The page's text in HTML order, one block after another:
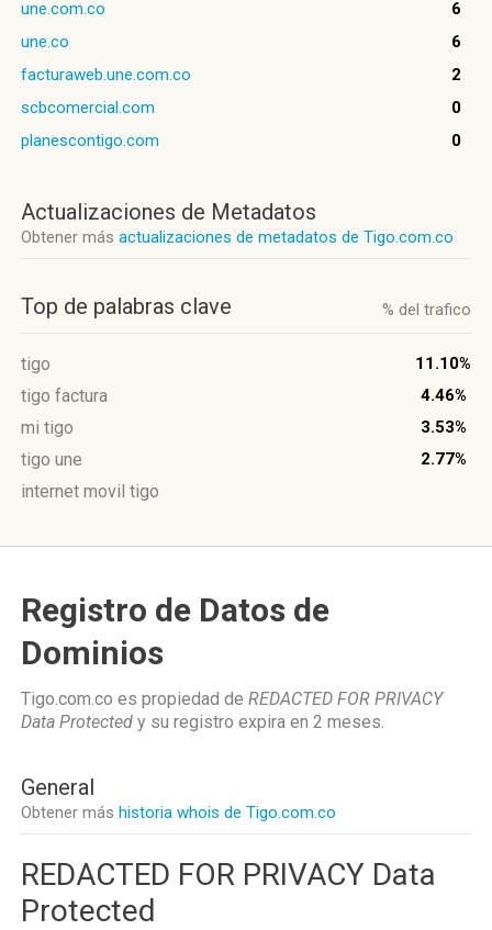
une.com.co
6
une.co
6
facturaweb.une.com.co
2
scbcomercial.com
0
planescontigo.com
0
Actualizaciones de Metadatos
Obtener más actualizaciones de metadatos de Tigo.com.co
Top de palabras clave % del trafico
tigo 11.10%
tigo factura 4.46%
mi tigo 3.53%
tigo une 2.77%
internet movil tigo
Registro de Datos de
Dominios
Tigo.com.co es propiedad de REDACTED FOR PRIVACY
Data Protected y su registro expira en 2 meses.
General
Obtener más historia whois de Tigo.com.co
REDACTED FOR PRIVACY Data
Protected